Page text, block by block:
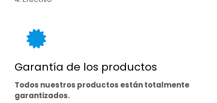
Garantía de los productos
Todos nuestros productos están totalmente
garantizados.